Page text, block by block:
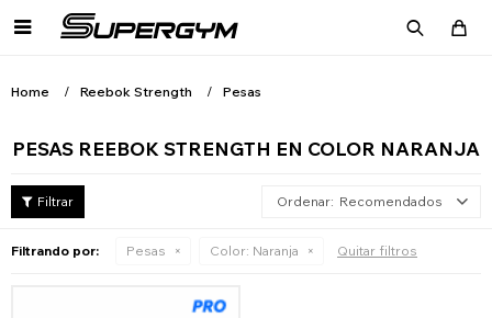

Home Reebok Strength Pesas
PESAS REEBOK STRENGTH EN COLOR NARANJA
Recomendados
Filtrando por: Pesas Color: Naranja Quitar filtros